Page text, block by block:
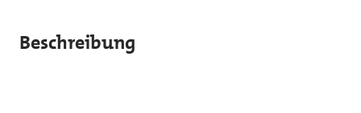
Beschreibung